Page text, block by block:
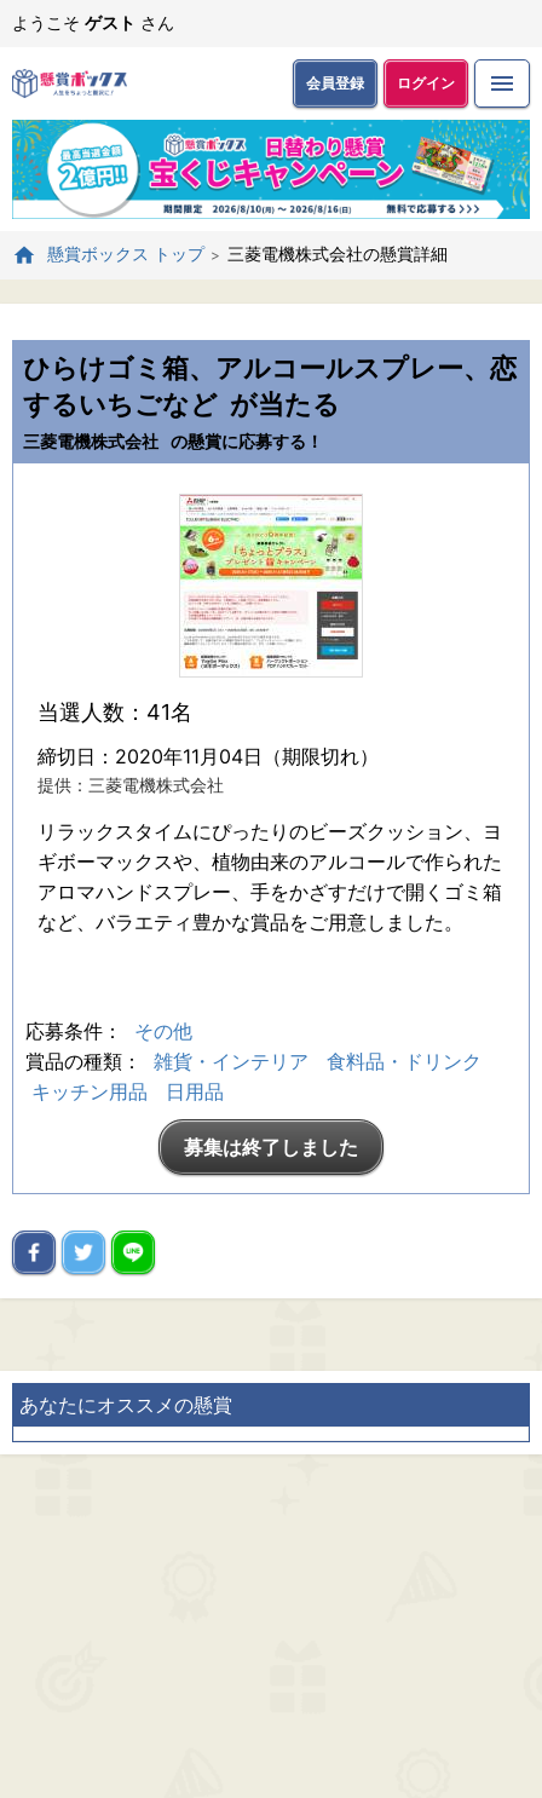
ようこそ ゲスト さん
会員登録 ログイン
懸賞ボックス トップ 三菱電機株式会社の懸賞詳細
ひらけゴミ箱、アルコールスプレー、恋
するいちごなど が当たる
三菱電機株式会社 の懸賞に応募する！
当選人数：41名
締切日：2020年11月04日（期限切れ）
提供：三菱電機株式会社
リラックスタイムにぴったりのビーズクッション、ヨ
ギボーマックスや、植物由来のアルコールで作られた
アロマハンドスプレー、手をかざすだけで開くゴミ箱
など、バラエティ豊かな賞品をご用意しました。
応募条件：
その他
賞品の種類：
雑貨・インテリア
食料品・ドリンク
キッチン用品
日用品
募集は終了しました
あなたにオススメの懸賞